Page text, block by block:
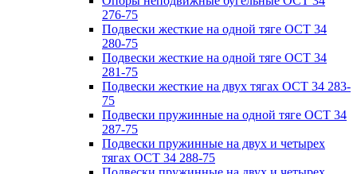
276-75
Подвески жесткие на одной тяге ОСТ 34
280-75
Подвески жесткие на одной тяге ОСТ 34
281-75
Подвески жесткие на двух тягах ОСТ 34 283-
75
Подвески пружинные на одной тяге ОСТ 34
287-75
Подвески пружинные на двух и четырех
тягах ОСТ 34 288-75